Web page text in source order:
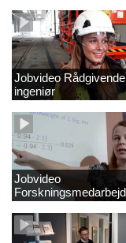
Jobvideo Rådgivende
ingeniør
Jobvideo